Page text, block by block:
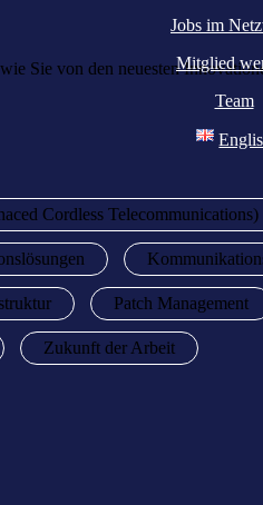
Jobs im
Mitglied
Team
Sie von den neuesten
Cordless Telecommunications)
Patch Management
Zukunft der Arbeit